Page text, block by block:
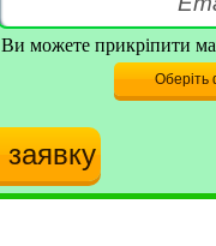
Ви можете прикріпити
Оберіть